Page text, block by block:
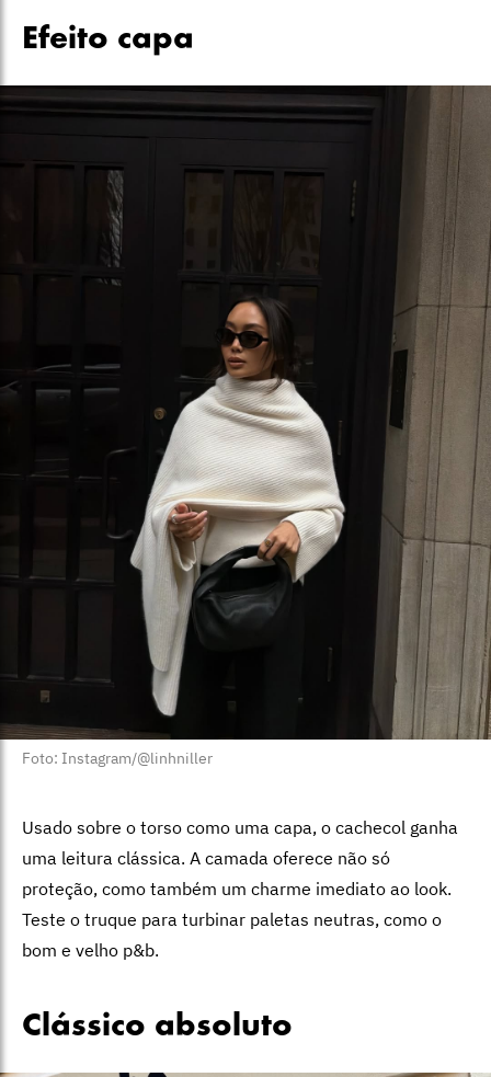
Efeito capa
Foto: Instagram/@linhniller
Usado sobre o torso como uma capa, o cachecol ganha
uma leitura clássica. A camada oferece não só
proteção, como também um charme imediato ao look.
Teste o truque para turbinar paletas neutras, como o
bom e velho p&b.
Clássico absoluto